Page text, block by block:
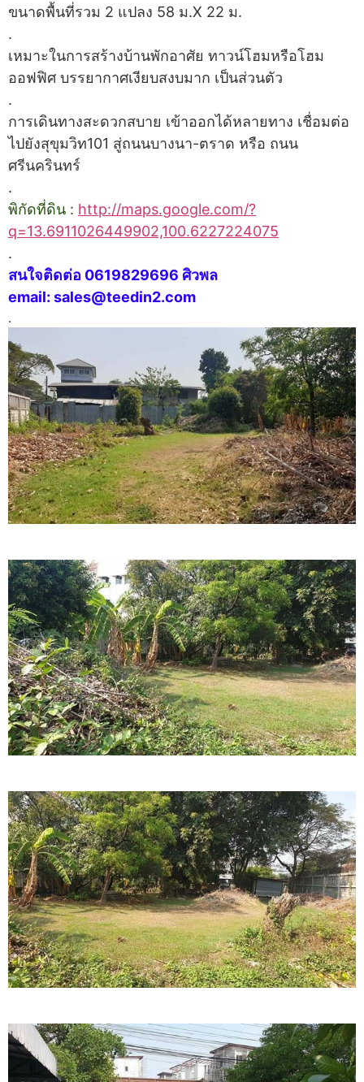
ขนาดพื้นที่รวม 2 แปลง 58 ม.X 22 ม.
.
เหมาะในการสร้างบ้านพักอาศัย ทาวน์โฮมหรือโฮม
ออฟฟิศ บรรยากาศเงียบสงบมาก เป็นส่วนตัว
.
การเดินทางสะดวกสบาย เข้าออกได้หลายทาง เชื่อมต่อ
ไปยังสุขุมวิท101 สู่ถนนบางนา-ตราด หรือ ถนน
ศรีนครินทร์
.
พิกัดที่ดิน : http://maps.google.com/?
q=13.6911026449902,100.6227224075
.
สนใจติดต่อ 0619829696 ศิวพล
email: sales@teedin2.com
.